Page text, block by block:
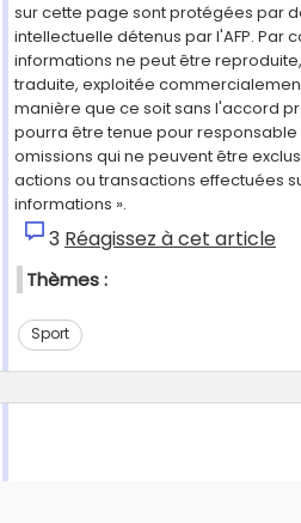
sur cette page sont protégées par
intellectuelle détenus par l'AFP. Par
informations ne peut être
traduite, exploitée
manière que ce soit sans l'accord
pourra être tenue pour responsable
omissions qui ne peuvent être
actions ou transactions effectuées
informations ».
3 Réagissez à cet article
Thèmes :
Sport